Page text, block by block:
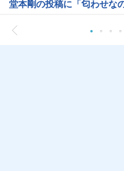
堂本剛の投稿に「匂わせな